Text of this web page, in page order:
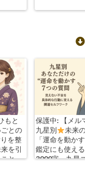
もと
との
を整
を引
と。
保護中: 【メル
九星別
未来
「運命を動か
鑑定にも使え
3000字。九星